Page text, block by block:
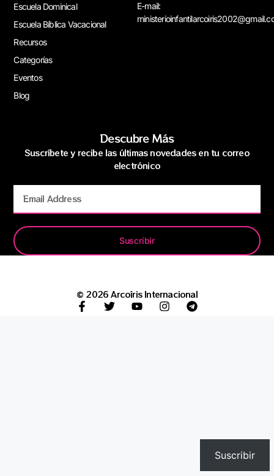
Escuela Dominical
Escuela Bíblica Vacacional
Recursos
Categorías
Eventos
Blog
E-mail:
Descubre Más
Suscríbete y recibe las últimas novedades en tu correo
electrónico
Suscribir
© 2026 Arcoíris Internacional
Suscribir